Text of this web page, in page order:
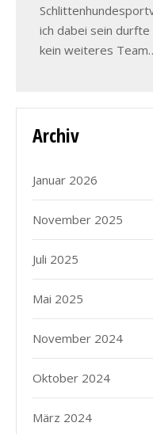
ich dabei sein
kein weiteres
Archiv
Januar 2026
November 2025
Juli 2025
Mai 2025
November 2024
Oktober 2024
März 2024